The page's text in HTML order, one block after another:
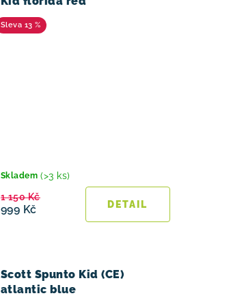
13 %
Skladem (>3 ks)
999 Kč
1 150 Kč
Scott Spunto Kid (CE)
atlantic blue